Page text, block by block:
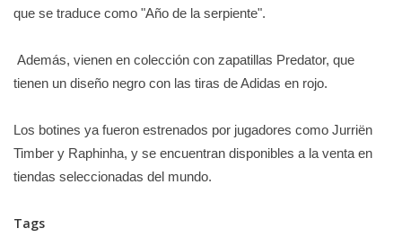
que se traduce como "Año de la serpiente".
Además, vienen en colección con zapatillas Predator, que
tienen un diseño negro con las tiras de Adidas en rojo.
Los botines ya fueron estrenados por jugadores como Jurriën
Timber y Raphinha, y se encuentran disponibles a la venta en
tiendas seleccionadas del mundo.
Tags